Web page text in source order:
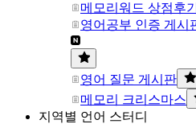
메모리워드 상점후
영어공부 인증 게시
영어 질문 게시판
메모리 크리스마스
지역별 언어 스터디